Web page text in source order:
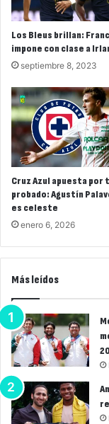
Los Bleus brillan:
impone con clase a
septiembre 8, 2023
Cruz Azul apuesta
probado: Agustín
es celeste
enero 6, 2026
Más leídos